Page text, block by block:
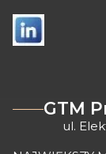
GTM
ul.